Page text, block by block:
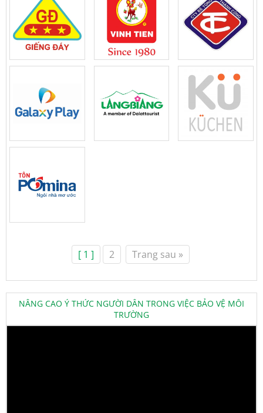
[ 1 ] 2 Trang sau »
NÂNG CAO Ý THỨC NGƯỜI DÂN TRONG VIỆC BẢO VỆ MÔI
TRƯỜNG